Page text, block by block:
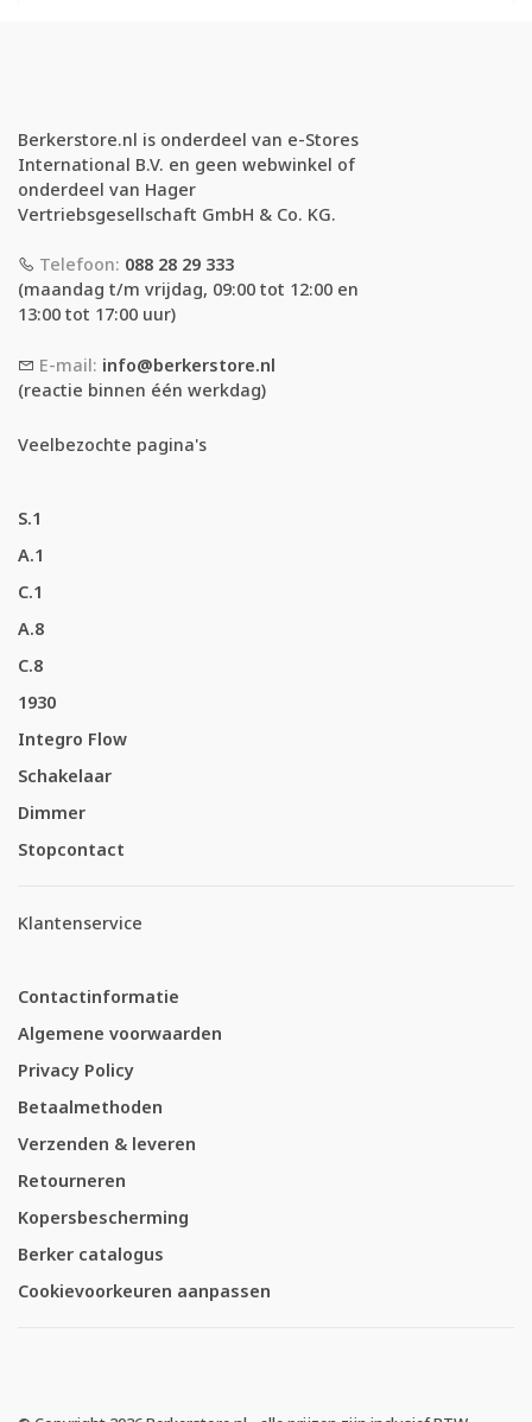
Berkerstore.nl is onderdeel van e-Stores
International B.V. en geen webwinkel of
onderdeel van Hager
Vertriebsgesellschaft GmbH & Co. KG.
Telefoon: 088 28 29 333
(maandag t/m vrijdag, 09:00 tot 12:00 en
13:00 tot 17:00 uur)
E-mail: info@berkerstore.nl
(reactie binnen één werkdag)
Veelbezochte pagina's
S.1
A.1
C.1
A.8
C.8
1930
Integro Flow
Schakelaar
Dimmer
Stopcontact
Klantenservice
Contactinformatie
Algemene voorwaarden
Privacy Policy
Betaalmethoden
Verzenden & leveren
Retourneren
Kopersbescherming
Berker catalogus
Cookievoorkeuren aanpassen